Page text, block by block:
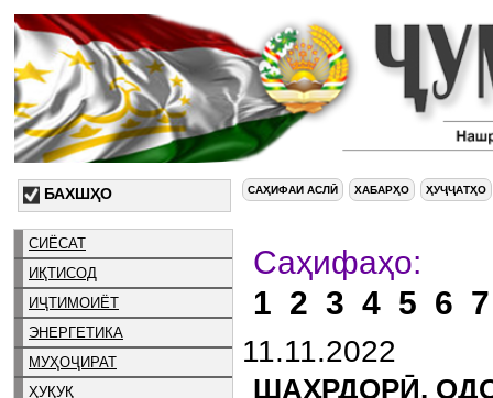
БАХШҲО
СИЁСАТ
ИҚТИСОД
ИҶТИМОИЁТ
ЭНЕРГЕТИКА
МУҲОҶИРАТ
ҲУҚУҚ
САҲИФАИ АСЛӢ ХАБАРҲО ҲУҶҶАТҲО
1 2 3 4 5 6 7
11.11.2022
ШАҲРДОРӢ,